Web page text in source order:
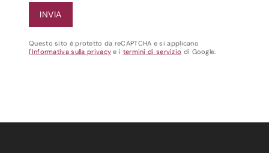
Questo sito è protetto da reCAPTCHA e si applicano
l'Informativa sulla privacy e i termini di servizio di Google.